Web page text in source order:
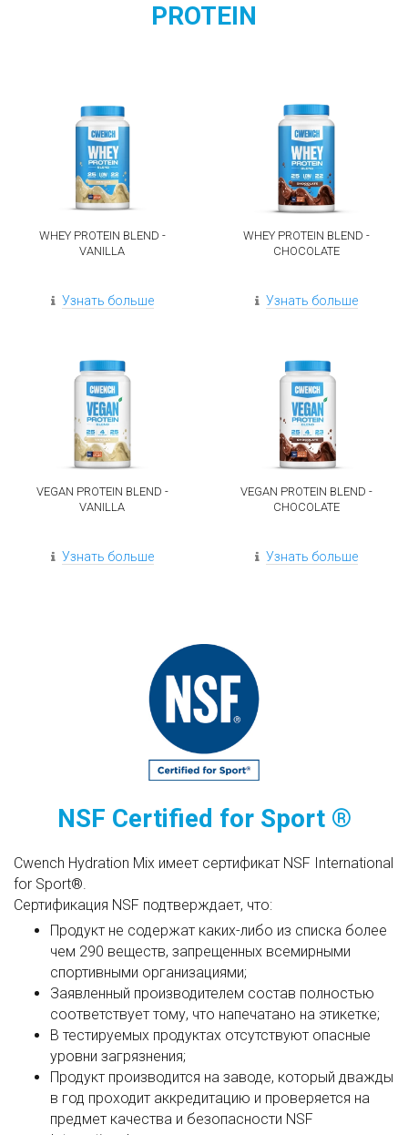
PROTEIN
WHEY PROTEIN BLEND -
VANILLA
Узнать больше
WHEY PROTEIN BLEND -
CHOCOLATE
Узнать больше
VEGAN PROTEIN BLEND -
VANILLA
Узнать больше
VEGAN PROTEIN BLEND -
CHOCOLATE
Узнать больше
NSF Certified for Sport ®
Cwench Hydration Mix имеет сертификат NSF International
for Sport®.
Сертификация NSF подтверждает, что:
Продукт не содержат каких-либо из списка более
чем 290 веществ, запрещенных всемирными
спортивными организациями;
Заявленный производителем состав полностью
соответствует тому, что напечатано на этикетке;
В тестируемых продуктах отсутствуют опасные
уровни загрязнения;
Продукт производится на заводе, который дважды
в год проходит аккредитацию и проверяется на
предмет качества и безопасности NSF